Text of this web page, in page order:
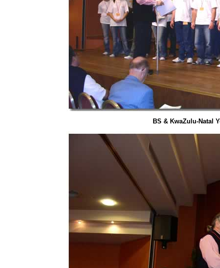
BS & KwaZulu-Natal